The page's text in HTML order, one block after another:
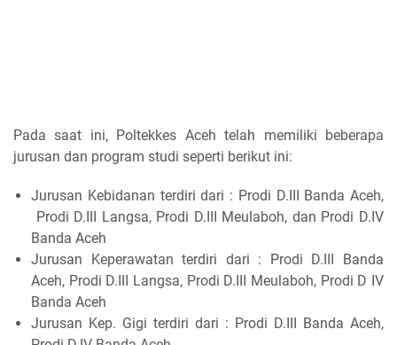
Pada saat ini, Poltekkes Aceh telah memiliki beberapa
jurusan dan program studi seperti berikut ini:
Jurusan Kebidanan terdiri dari : Prodi D.III Banda Aceh,
Prodi D.III Langsa, Prodi D.III Meulaboh, dan Prodi D.IV
Banda Aceh
Jurusan Keperawatan terdiri dari : Prodi D.III Banda
Aceh, Prodi D.III Langsa, Prodi D.III Meulaboh, Prodi D IV
Banda Aceh
Jurusan Kep. Gigi terdiri dari : Prodi D.III Banda Aceh,